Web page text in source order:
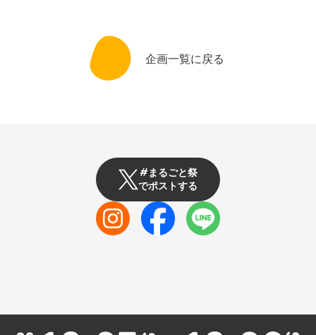
企画一覧に戻る
#まるごと祭
でポストする